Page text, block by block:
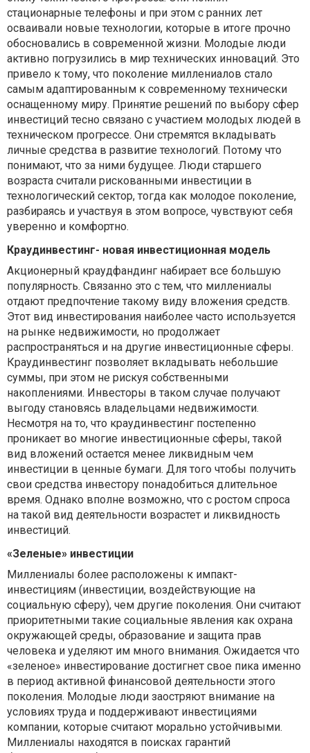
стационарные телефоны и при этом с ранних лет
осваивали новые технологии, которые в итоге прочно
обосновались в современной жизни. Молодые люди
активно погрузились в мир технических инноваций. Это
привело к тому, что поколение миллениалов стало
самым адаптированным к современному технически
оснащенному миру. Принятие решений по выбору сфер
инвестиций тесно связано с участием молодых людей в
техническом прогрессе. Они стремятся вкладывать
личные средства в развитие технологий. Потому что
понимают, что за ними будущее. Люди старшего
возраста считали рискованными инвестиции в
технологический сектор, тогда как молодое поколение,
разбираясь и участвуя в этом вопросе, чувствуют себя
уверенно и комфортно.
Краудинвестинг- новая инвестиционная модель
Акционерный краудфандинг набирает все большую
популярность. Связанно это с тем, что миллениалы
отдают предпочтение такому виду вложения средств.
Этот вид инвестирования наиболее часто используется
на рынке недвижимости, но продолжает
распространяться и на другие инвестиционные сферы.
Краудинвестинг позволяет вкладывать небольшие
суммы, при этом не рискуя собственными
накоплениями. Инвесторы в таком случае получают
выгоду становясь владельцами недвижимости.
Несмотря на то, что краудинвестинг постепенно
проникает во многие инвестиционные сферы, такой
вид вложений остается менее ликвидным чем
инвестиции в ценные бумаги. Для того чтобы получить
свои средства инвестору понадобиться длительное
время. Однако вполне возможно, что с ростом спроса
на такой вид деятельности возрастет и ликвидность
инвестиций.
«Зеленые» инвестиции
Миллениалы более расположены к импакт-
инвестициям (инвестиции, воздействующие на
социальную сферу), чем другие поколения. Они считают
приоритетными такие социальные явления как охрана
окружающей среды, образование и защита прав
человека и уделяют им много внимания. Ожидается что
«зеленое» инвестирование достигнет свое пика именно
в период активной финансовой деятельности этого
поколения. Молодые люди заостряют внимание на
условиях труда и поддерживают инвестициями
компании, которые считают морально устойчивыми.
Миллениалы находятся в поисках гарантий